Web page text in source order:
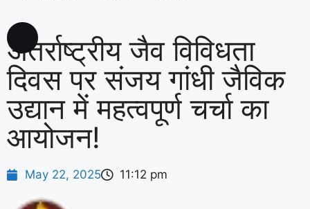
अंतर्राष्ट्रीय जैव विविधता
दिवस पर संजय गांधी जैविक
उद्यान में महत्वपूर्ण चर्चा का
आयोजन!
May 22, 2025 11:12 pm